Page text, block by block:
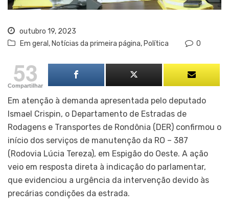
outubro 19, 2023
Em geral , Notícias da primeira página, Política 0
53
Compartilhar
Em atenção à demanda apresentada pelo deputado
Ismael Crispin, o Departamento de Estradas de
Rodagens e Transportes de Rondônia (DER) confirmou o
início dos serviços de manutenção da RO – 387
(Rodovia Lúcia Tereza), em Espigão do Oeste. A ação
veio em resposta direta à indicação do parlamentar,
que evidenciou a urgência da intervenção devido às
precárias condições da estrada.